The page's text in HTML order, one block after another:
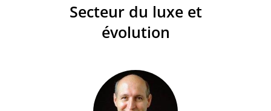
Secteur du luxe et
évolution